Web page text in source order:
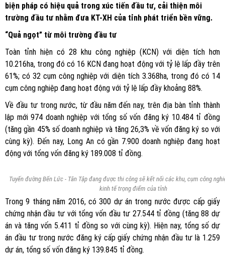
biện pháp có hiệu quả trong xúc tiến đầu tư, cải thiện môi
trường đầu tư nhằm đưa KT-XH của tỉnh phát triển bền vững.
“Quả ngọt” từ môi trường đầu tư
Toàn tỉnh hiện có 28 khu công nghiệp (KCN) với diện tích hơn
10.216ha, trong đó có 16 KCN đang hoạt động với tỷ lệ lấp đầy trên
61%; có 32 cụm công nghiệp với diện tích 3.368ha, trong đó có 14
cụm công nghiệp đang hoạt động với tỷ lệ lấp đầy khoảng 88%.
Về đầu tư trong nước, từ đầu năm đến nay, trên địa bàn tỉnh thành
lập mới 974 doanh nghiệp với tổng số vốn đăng ký 10.484 tỉ đồng
(tăng gần 45% số doanh nghiệp và tăng 26,3% về vốn đăng ký so với
cùng kỳ). Đến nay, Long An có gần 7.900 doanh nghiệp đang hoạt
động với tổng vốn đăng ký 189.008 tỉ đồng.
Tuyến đường Bến Lức - Tân Tập đang được thi công sẽ kết nối các khu, cụm công
kinh tế trọng điểm của tỉnh
Trong 9 tháng năm 2016, có 300 dự án trong nước được cấp giấy
chứng nhận đầu tư với tổng vốn đầu tư 27.544 tỉ đồng (tăng 88 dự
án và tăng vốn 5.411 tỉ đồng so với cùng kỳ). Hiện nay, tổng số dự
án đầu tư trong nước đăng ký cấp giấy chứng nhận đầu tư là 1.259
dự án, tổng số vốn đăng ký 139.845 tỉ đồng.